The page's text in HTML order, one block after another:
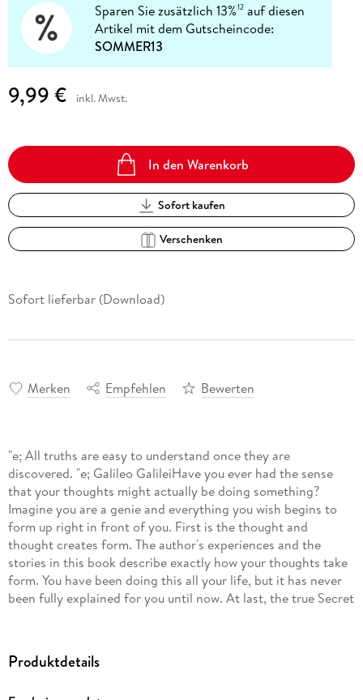
Sparen Sie zusätzlich 13%12 auf diesen
Artikel mit dem Gutscheincode:
SOMMER13
9,99 € inkl. Mwst.
In den Warenkorb
Sofort kaufen
Verschenken
Sofort lieferbar (Download)
Merken Empfehlen Bewerten
"e; All truths are easy to understand once they are
discovered. "e; Galileo GalileiHave you ever had the sense
that your thoughts might actually be doing something?
Imagine you are a genie and everything you wish begins to
form up right in front of you. First is the thought and
thought creates form. The author's experiences and the
stories in this book describe exactly how your thoughts take
form. You have been doing this all your life, but it has never
been fully explained for you until now. At last, the true Secret
manifesting and the law of attraction. This is that rare book
with fundamentally new evidence that will change your view
Produktdetails